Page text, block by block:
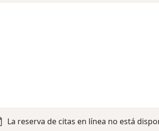
La reserva de citas en línea no está